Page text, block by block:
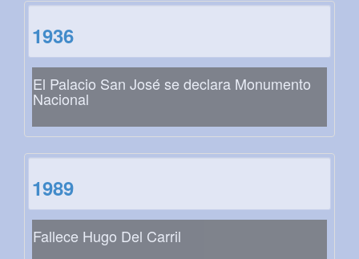
1936
El Palacio San José se declara Monumento
Nacional
1989
Fallece Hugo Del Carril